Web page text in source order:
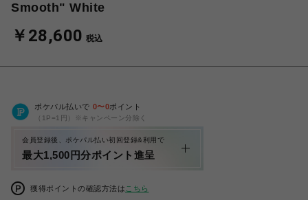
Smooth" White
￥28,600 税込
ポケパル払いで 0〜0ポイント
（1P=1円）※キャンペーン分除く
会員登録後、ポケパル払い初回登録&利用で
最大1,500円分ポイント進呈
獲得ポイントの確認方法は こちら